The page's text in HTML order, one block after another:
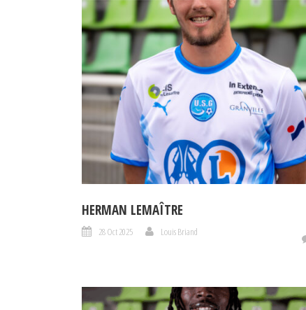
HERMAN LEMAÎTRE
28 Oct 2025 Louis Briand